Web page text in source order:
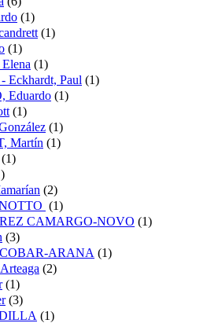
(1)
(1)
(1)
(1)
Eckhardt, Paul (1)
Eduardo (1)
(1)
(1)
Martín (1)
(1)
)
(2)
(1)
CAMARGO-NOVO (1)
(3)
ARANA (1)
(2)
(1)
(3)
(1)